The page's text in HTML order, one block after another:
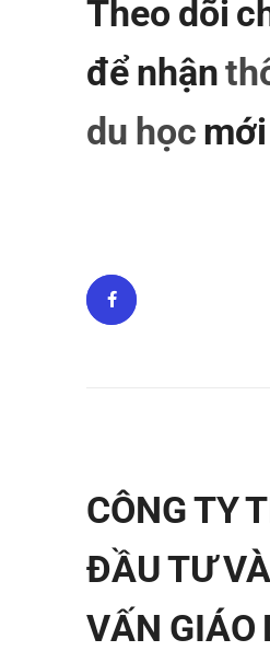
Theo dõi
để nhận
du học
CÔNG TY
ĐẦU TƯ
VẤN GIÁO